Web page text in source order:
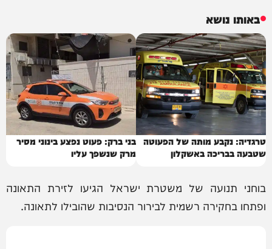
באותו נושא
טרגדיה: נקבע מותה של הפעוטה
שטבעה בבריכה באשקלון
בני ברק: פעוט נפצע בינוני מסיר
מרק שנשפך עליו
בוחני תנועה של משטרת ישראל הגיעו לזירת התאונה
ופתחו בחקירה רשמית לבירור הנסיבות שהובילו לתאונה.